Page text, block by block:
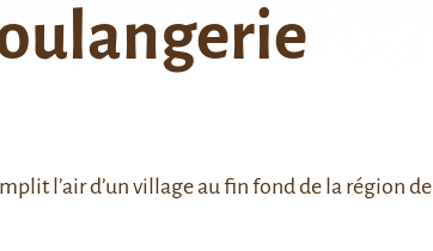
l’air d’un village au fin fond de la région de